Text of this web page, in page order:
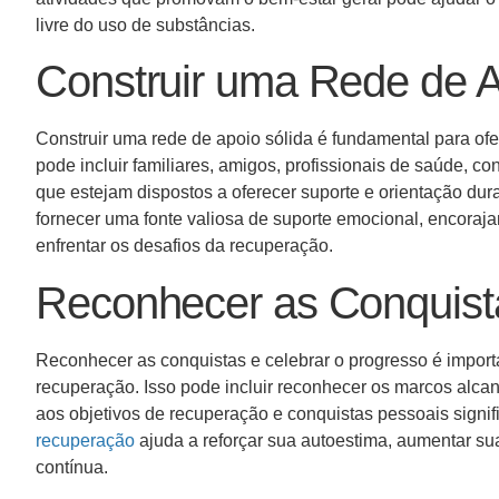
livre do uso de substâncias.
Construir uma Rede de
Construir uma rede de apoio sólida é fundamental para
pode incluir familiares, amigos, profissionais de saúde,
que estejam dispostos a oferecer suporte e orientação
fornecer uma fonte valiosa de suporte emocional,
enfrentar os desafios da recuperação.
Reconhecer as
Reconhecer as conquistas e celebrar o progresso é
recuperação. Isso pode incluir reconhecer os marcos
aos objetivos de recuperação e conquistas pessoais
recuperação ajuda a reforçar sua autoestima, aumentar
contínua.